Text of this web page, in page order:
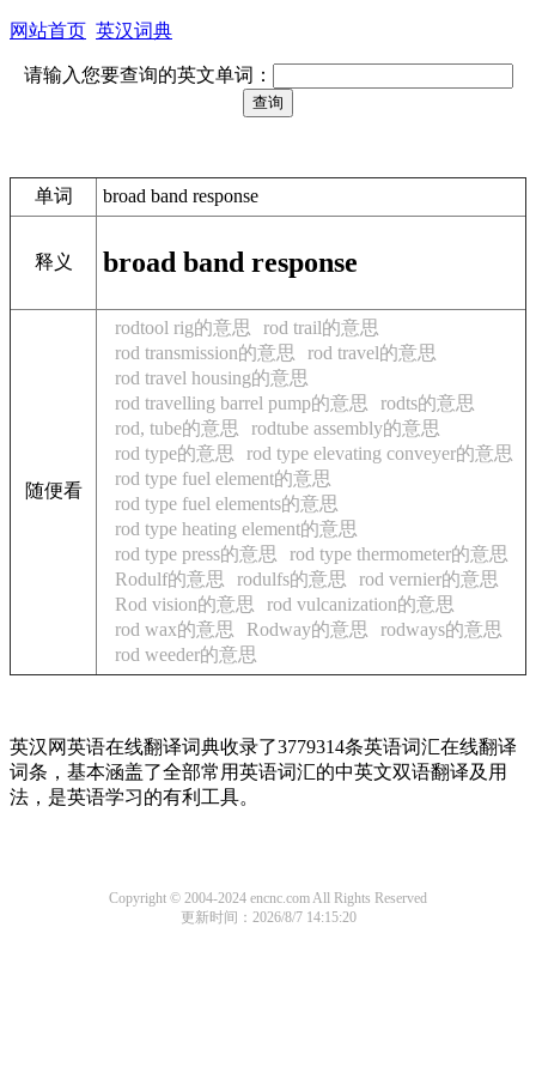
网站首页 英汉词典
请输入您要查询的英文单词：
单词 broad band response
释义 broad band response
随便看
rodtool rig的意思
rod trail的意思
rod transmission的意思
rod travel的意思
rod travel housing的意思
rod travelling barrel pump的意思
rodts的意思
rod, tube的意思
rodtube assembly的意思
rod type的意思
rod type elevating conveyer的意思
rod type fuel element的意思
rod type fuel elements的意思
rod type heating element的意思
rod type press的意思
rod type thermometer的意思
Rodulf的意思
rodulfs的意思
rod vernier的意思
Rod vision的意思
rod vulcanization的意思
rod wax的意思
Rodway的意思
rodways的意思
rod weeder的意思
英汉网英语在线翻译词典收录了3779314条英语词汇在线翻译
词条，基本涵盖了全部常用英语词汇的中英文双语翻译及用
法，是英语学习的有利工具。
Copyright © 2004-2024 encnc.com All Rights Reserved
更新时间：2026/8/7 14:15:20